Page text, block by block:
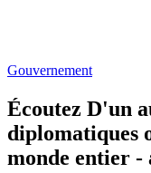
Gouvernement
Écoutez D'un
diplomatiques
monde entier